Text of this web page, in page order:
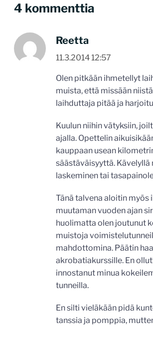
4 kommenttia
Reetta
11.3.2014 12:57
Olen pitkään ihmetellyt
muista, että missään
laihduttaja pitää ja
Kuulun niihin vätyksiin,
ajalla. Opettelin
kauppaan usean
säästäväisyyttä.
laskeminen tai
Tänä talvena aloitin myös
muutaman vuoden ajan
huolimatta olen joutunut
muistoja
mahdottomina. Päätin
akrobatiakurssille. En
innostanut minua
tunneilla.
En silti vieläkään pidä
tanssia ja pomppia,